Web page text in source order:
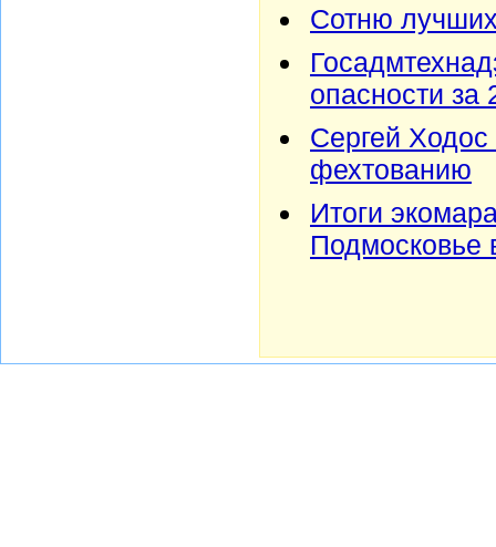
Сотню
опасности за
Сергей
фехтованию
Итоги
Подмосковье